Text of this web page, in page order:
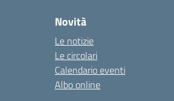
Novità
Le notizie
Le circolari
Calendario eventi
Albo online